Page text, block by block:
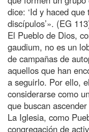
dice: ‘Id y haced
discípulos’». (EG
El Pueblo de Dios,
gaudium, no es un
de campañas de
aquellos que han
a seguirlo. Por ello,
considerarse como
que buscan
La Iglesia, como
congregación de